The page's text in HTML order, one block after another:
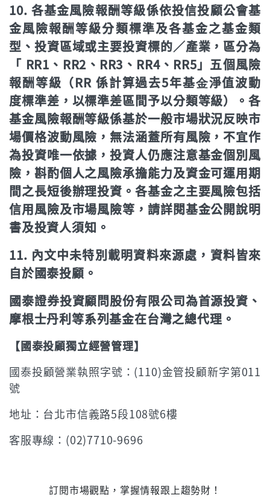
10. 各基金風險報酬等級係依投信投顧公會基
金風險報酬等級分類標準及各基金之基金類
型、投資區域或主要投資標的／產業，區分為
「 RR1、RR2、RR3、RR4、RR5」五個風險
報酬等級（RR 係計算過去5年基⾦淨值波動
度標準差，以標準差區間予以分類等級）。各
基金風險報酬等級係基於一般市場狀況反映市
場價格波動風險，無法涵蓋所有風險，不宜作
為投資唯一依據，投資人仍應注意基金個別風
險，斟酌個人之風險承擔能力及資金可運用期
間之長短後辦理投資。各基金之主要風險包括
信用風險及市場風險等，請詳閱基金公開說明
書及投資人須知。
11. 內文中未特別載明資料來源處，資料皆來
自於國泰投顧。
國泰證券投資顧問股份有限公司為首源投資、
摩根士丹利等系列基金在台灣之總代理。
【國泰投顧獨立經營管理】
國泰投顧營業執照字號：(110)金管投顧新字第011
號
地址：台北市信義路5段108號6樓
客服專線：(02)7710-9696
訂閱市場觀點，掌握情報跟上趨勢財！